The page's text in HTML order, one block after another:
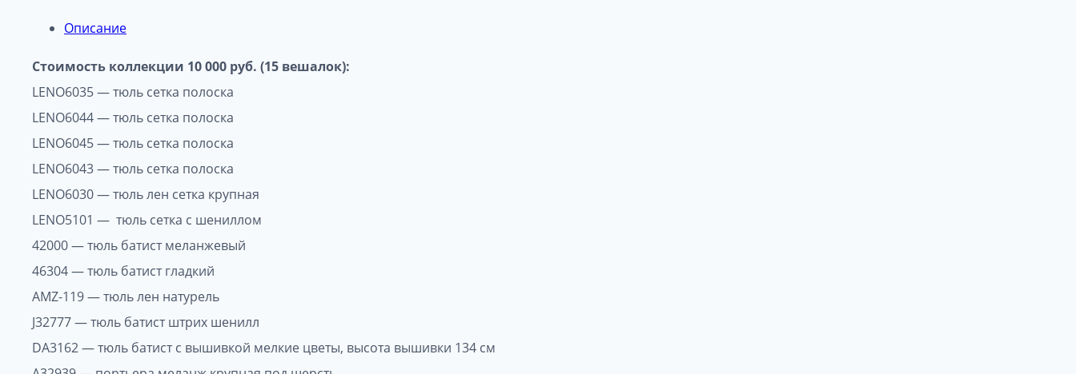
Описание
Стоимость коллекции 10 000 руб. (15 вешалок):
LENO6035 — тюль сетка полоска
LENO6044 — тюль сетка полоска
LENO6045 — тюль сетка полоска
LENO6043 — тюль сетка полоска
LENO6030 — тюль лен сетка крупная
LENO5101 — тюль сетка с шениллом
42000 — тюль батист меланжевый
46304 — тюль батист гладкий
AMZ-119 — тюль лен натурель
J32777 — тюль батист штрих шенилл
DA3162 — тюль батист с вышивкой мелкие цветы, высота вышивки 134 см